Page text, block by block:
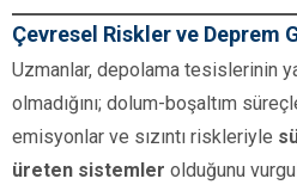
Çevresel Riskler ve Deprem
Uzmanlar, depolama tesislerinin
olmadığını; dolum-boşaltım
emisyonlar ve sızıntı riskleriyle
üreten sistemler olduğunu